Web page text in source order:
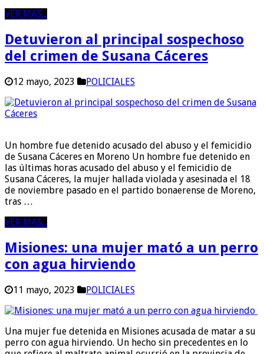
VER MAS...
Detuvieron al principal sospechoso
del crimen de Susana Cáceres
12 mayo, 2023 POLICIALES
Un hombre fue detenido acusado del abuso y el femicidio
de Susana Cáceres en Moreno Un hombre fue detenido en
las últimas horas acusado del abuso y el femicidio de
Susana Cáceres, la mujer hallada violada y asesinada el 18
de noviembre pasado en el partido bonaerense de Moreno,
tras …
VER MAS...
Misiones: una mujer mató a un perro
con agua hirviendo
11 mayo, 2023 POLICIALES
Una mujer fue detenida en Misiones acusada de matar a su
perro con agua hirviendo. Un hecho sin precedentes en lo